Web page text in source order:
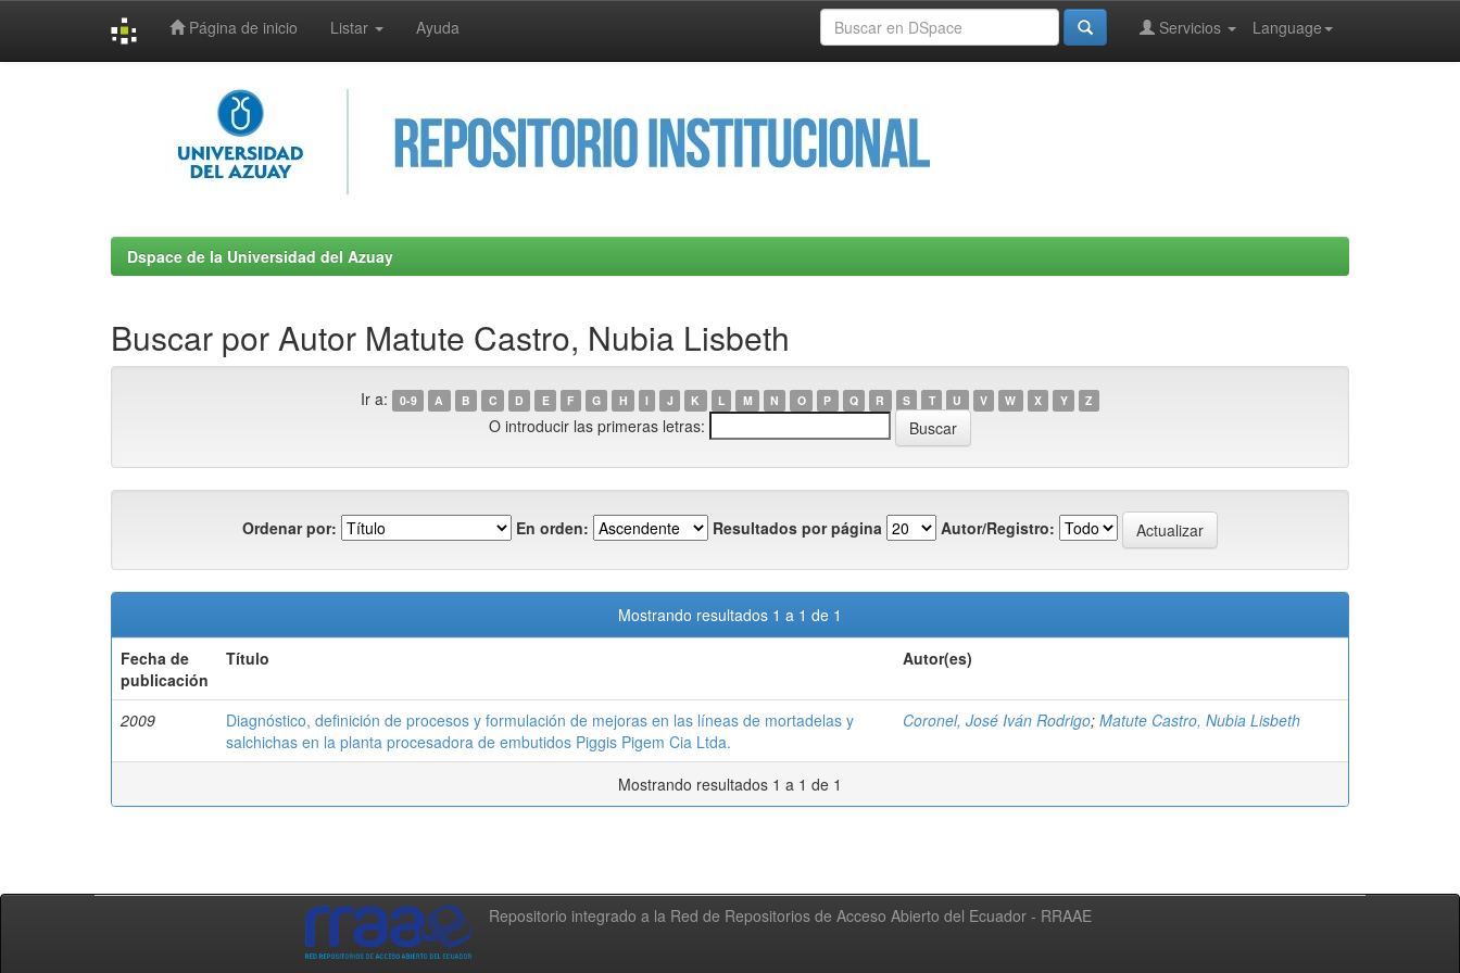
Página de inicio Listar Ayuda Language
Servicios
Dspace de la Universidad del Azuay
Buscar por Autor Matute Castro, Nubia Lisbeth
Ir a: 0-9 A B C D E F G H I J K L M N O P Q R S T U V W X Y Z
O introducir las primeras letras:
Ordenar por: En orden: Resultados por página Autor/Registro:
Mostrando resultados 1 a 1 de 1
Fecha de
publicación
Título Autor(es)
2009
Diagnóstico, definición de procesos y formulación de mejoras en las líneas de mortadelas y
salchichas en la planta procesadora de embutidos Piggis Pigem Cia Ltda.
Coronel, José Iván Rodrigo; Matute Castro, Nubia Lisbeth
Mostrando resultados 1 a 1 de 1
Repositorio integrado a la Red de Repositorios de Acceso Abierto del Ecuador - RRAAE